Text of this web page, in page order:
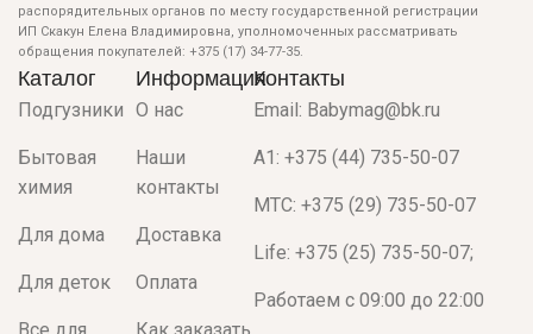
распорядительных органов по месту государственной регистрации
ИП Скакун Елена Владимировна, уполномоченных рассматривать
обращения покупателей: +375 (17) 34-77-35.
Каталог
Подгузники
Бытовая
химия
Для дома
Для деток
Информация
О нас
Наши
контакты
Доставка
Оплата
Контакты
Email: Babymag@bk.ru
A1: +375 (44) 735-50-07
МТС: +375 (29) 735-50-07
Life: +375 (25) 735-50-07;
Работаем с 09:00 до 22:00